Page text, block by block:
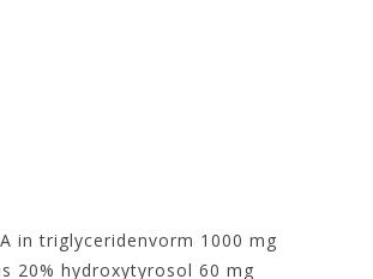
in triglyceridenvorm 1000 mg
20% hydroxytyrosol 60 mg